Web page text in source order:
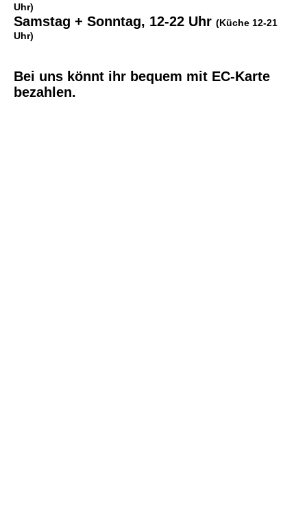
Uhr)
Samstag + Sonntag, 12-22 Uhr (Küche 12-21
Uhr)
Bei uns könnt ihr bequem mit EC-Karte
bezahlen.